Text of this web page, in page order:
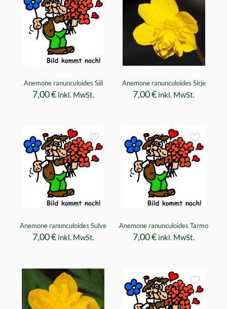
Anemone ranunculoides Siil
7,00€ inkl. MwSt.
Anemone ranunculoides Sirje
7,00€ inkl. MwSt.
Anemone ranunculoides Sulve
7,00€ inkl. MwSt.
Anemone ranunculoides Tarmo
7,00€ inkl. MwSt.